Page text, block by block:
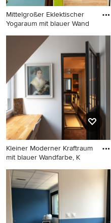
Mittelgroßer Eklektischer
Yogaraum mit blauer Wand
Mittelgroßer Eklektischer
Yogaraum mit blauer
Wandfarbe, hellem
Holzboden, beigem Boden
und freigelegten Dachbalken
in Hamburg
Kleiner Moderner Kraftraum
mit blauer Wandfarbe, K
Kleiner Moderner Kraftraum
mit blauer Wandfarbe,
Korkboden und schwarzem
Boden in Paris